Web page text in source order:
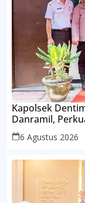
Kapolsek
Danramil,
6 Agustus 2026